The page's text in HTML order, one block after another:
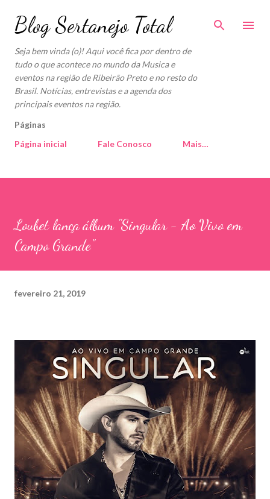
Pular para o conteúdo principal
Blog Sertanejo Total
Seja bem vinda (o)! Aqui você fica por dentro de
tudo o que acontece no mundo da Musica e
eventos na região de Ribeirão Preto e no resto do
Brasil. Notícias, entrevistas e a agenda dos
principais eventos na região.
Páginas
Página inicial
Fale Conosco Mais…
Loubet lança álbum "Singular - Ao Vivo em
Campo Grande"
fevereiro 21, 2019